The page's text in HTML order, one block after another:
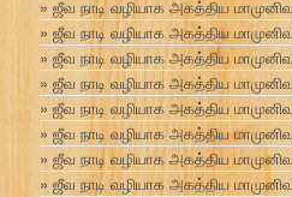
ஜீவ நாடி வழியாக அகத்திய
ஜீவ நாடி வழியாக அகத்திய
ஜீவ நாடி வழியாக அகத்திய
ஜீவ நாடி வழியாக அகத்திய
ஜீவ நாடி வழியாக அகத்திய
ஜீவ நாடி வழியாக அகத்திய
ஜீவ நாடி வழியாக அகத்திய
ஜீவ நாடி வழியாக அகத்திய